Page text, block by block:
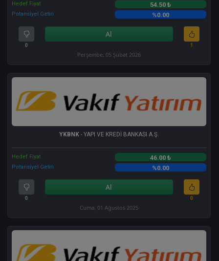
Hedef Fiyat 54.50 ₺
Potansiyel Getiri %0.00
0
Al
1
Perşembe, 05 Şubat 2026
YKBNK - YAPI VE KREDİ BANKASI A.Ş.
Hedef Fiyat 46.00 ₺
Potansiyel Getiri %0.00
0
Al
0
Cuma, 01 Ağustos 2025